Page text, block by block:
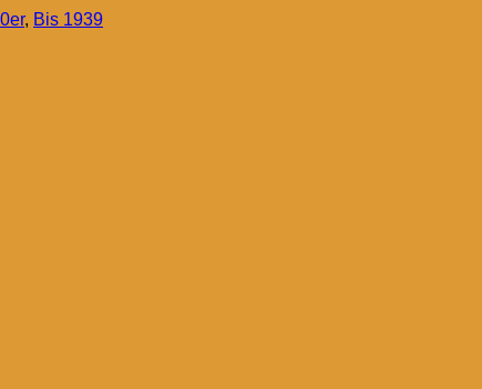
, Bis 1939